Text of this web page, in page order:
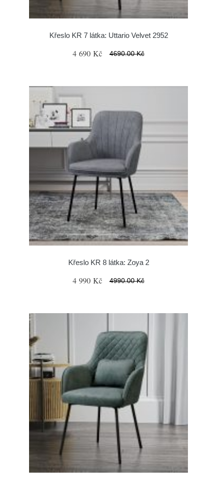
Křeslo KR 7 látka: Uttario Velvet 2952
4 690 Kč 4690.00 Kč
Křeslo KR 8 látka: Zoya 2
4 990 Kč 4990.00 Kč